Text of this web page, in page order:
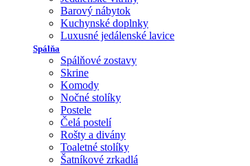
Barový nábytok
Kuchynské doplnky
Luxusné jedálenské lavice
Spálňa
Spálňové zostavy
Skrine
Komody
Nočné stolíky
Postele
Čelá postelí
Rošty a divány
Toaletné stolíky
Šatníkové zrkadlá